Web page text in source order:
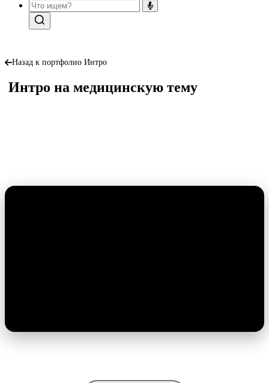
Назад к портфолио Интро
Интро на медицинскую тему